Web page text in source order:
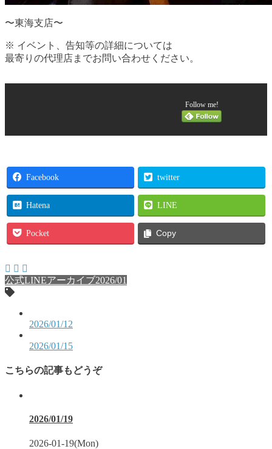
〜東海支店〜
※ イベント、告知等の詳細については
最寄りの代理店までお問い合わせください。
Follow me!
Facebook twitter
Hatena LINE
Pocket Copy
公式LINEアーカイブ2026/01
2026/01/12
2026/01/15
こちらの記事もどうぞ
2026/01/19
2026-01-19(Mon)